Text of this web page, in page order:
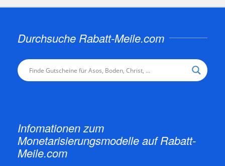
Durchsuche Rabatt-Meile.com
Infomationen zum
Monetarisierungsmodelle auf Rabatt-
Meile.com